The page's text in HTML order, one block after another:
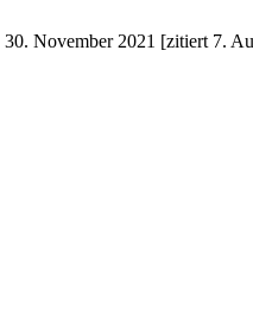
November 2021 [zitiert 7.